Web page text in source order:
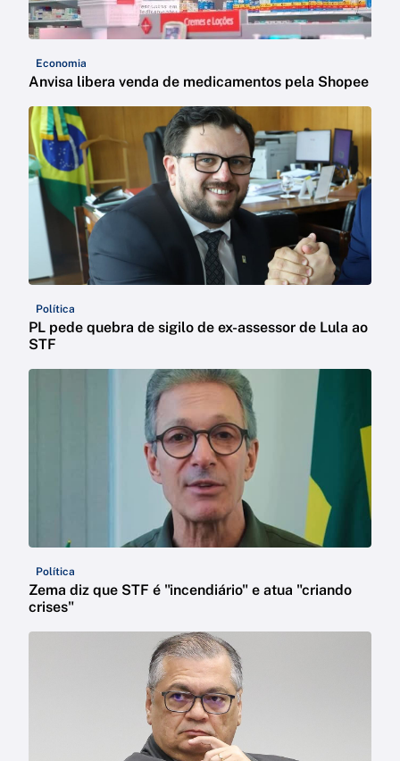
Economia
Anvisa libera venda de medicamentos pela Shopee
Política
PL pede quebra de sigilo de ex-assessor de Lula ao
STF
Política
Zema diz que STF é "incendiário" e atua "criando
crises"